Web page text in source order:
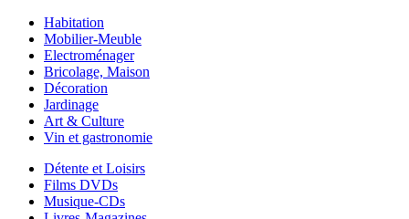
Habitation
Mobilier-Meuble
Electroménager
Bricolage, Maison
Décoration
Jardinage
Art & Culture
Vin et gastronomie
Détente et Loisirs
Films DVDs
Musique-CDs